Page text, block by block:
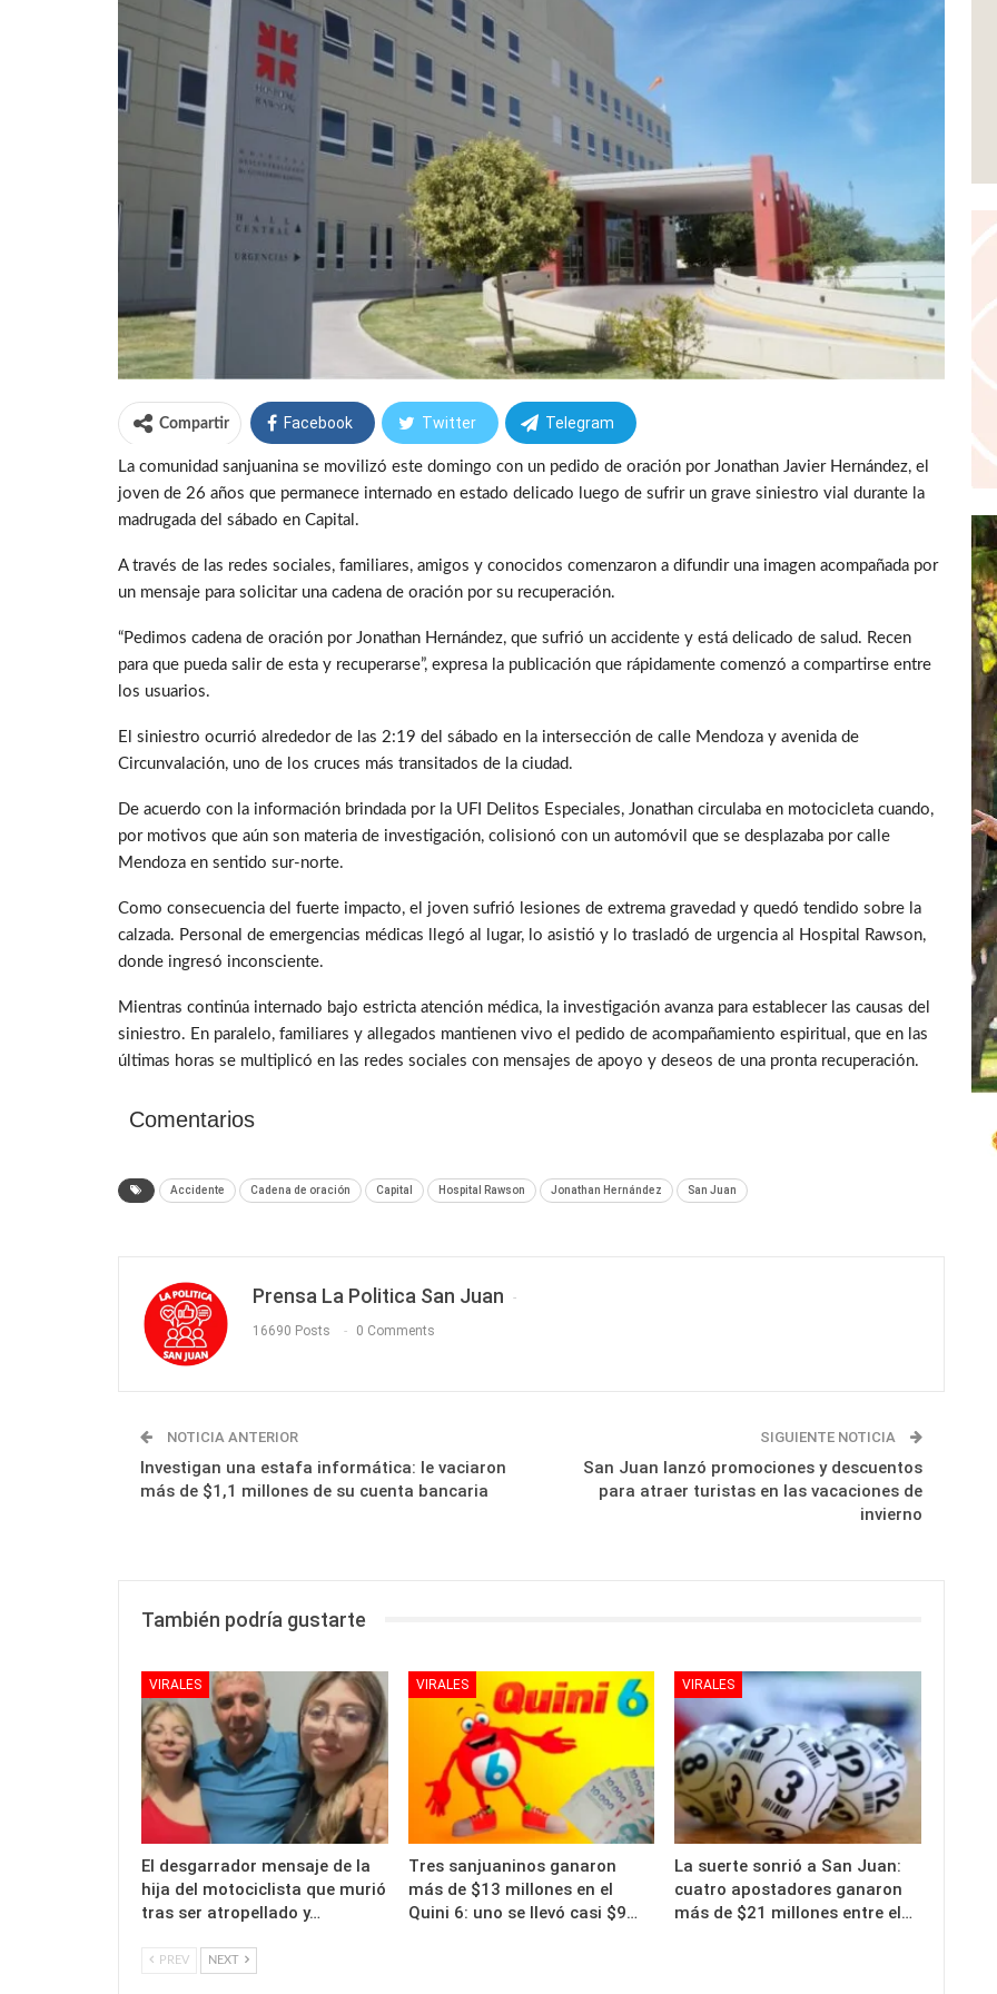
Compartir Facebook Twitter Telegram
La comunidad sanjuanina se movilizó este domingo con un pedido de oración por Jonathan Javier Hernández, el
joven de 26 años que permanece internado en estado delicado luego de sufrir un grave siniestro vial durante la
madrugada del sábado en Capital.
A través de las redes sociales, familiares, amigos y conocidos comenzaron a difundir una imagen acompañada por
un mensaje para solicitar una cadena de oración por su recuperación.
“Pedimos cadena de oración por Jonathan Hernández, que sufrió un accidente y está delicado de salud. Recen
para que pueda salir de esta y recuperarse”, expresa la publicación que rápidamente comenzó a compartirse entre
los usuarios.
El siniestro ocurrió alrededor de las 2:19 del sábado en la intersección de calle Mendoza y avenida de
Circunvalación, uno de los cruces más transitados de la ciudad.
De acuerdo con la información brindada por la UFI Delitos Especiales, Jonathan circulaba en motocicleta cuando,
por motivos que aún son materia de investigación, colisionó con un automóvil que se desplazaba por calle
Mendoza en sentido sur-norte.
Como consecuencia del fuerte impacto, el joven sufrió lesiones de extrema gravedad y quedó tendido sobre la
calzada. Personal de emergencias médicas llegó al lugar, lo asistió y lo trasladó de urgencia al Hospital Rawson,
donde ingresó inconsciente.
Mientras continúa internado bajo estricta atención médica, la investigación avanza para establecer las causas del
siniestro. En paralelo, familiares y allegados mantienen vivo el pedido de acompañamiento espiritual, que en las
últimas horas se multiplicó en las redes sociales con mensajes de apoyo y deseos de una pronta recuperación.
Comentarios
Accidente Cadena de oración Capital Hospital Rawson Jonathan Hernández San Juan
Prensa La Politica San Juan
16690 Posts 0 Comments
NOTICIA ANTERIOR
Investigan una estafa informática: le vaciaron
más de $1,1 millones de su cuenta bancaria
SIGUIENTE NOTICIA
San Juan lanzó promociones y descuentos
para atraer turistas en las vacaciones de
invierno
También podría gustarte
VIRALES
El desgarrador mensaje de la
hija del motociclista que murió
tras ser atropellado y…
VIRALES
Tres sanjuaninos ganaron
más de $13 millones en el
Quini 6: uno se llevó casi $9…
VIRALES
La suerte sonrió a San Juan:
cuatro apostadores ganaron
más de $21 millones entre el…
PREV NEXT